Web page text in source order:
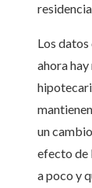
Los
ahora
un
efecto de
a poco y